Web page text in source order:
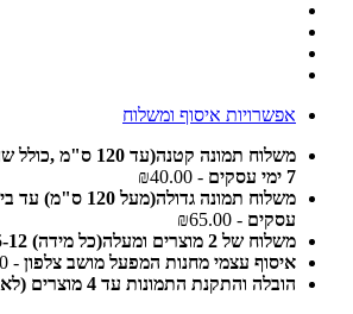
אפשרויות איסוף ומשלוח
7 ימי עסקים
- ₪40.00
עסקים - ₪65.00
משלוח של 2 מוצרים ומעלה(כל מידה) 5-12 ימי עסקים
איסוף עצמי מחנות המפעל מושב צלפון - ₪0.00
הובלה והתקנת התמונות עד 4 מוצרים (לא באילת)